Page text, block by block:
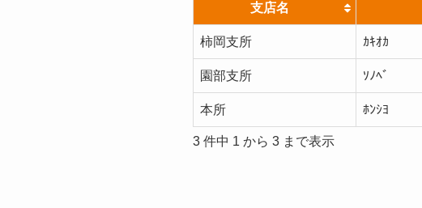
支店名
柿岡支所 ｶｷｵｶ
園部支所 ｿﾉﾍﾞ
本所 ﾎﾝｼﾖ
3 件中 1 から 3 まで表示